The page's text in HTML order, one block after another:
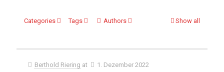
Categories Tags Authors Show all
Berthold Riering at 1. Dezember 2022